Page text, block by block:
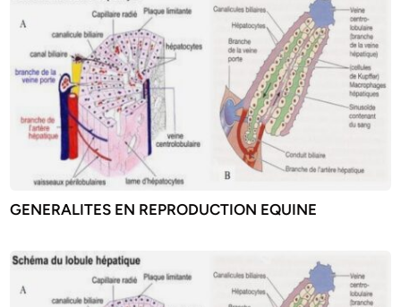
GENERALITES EN REPRODUCTION EQUINE